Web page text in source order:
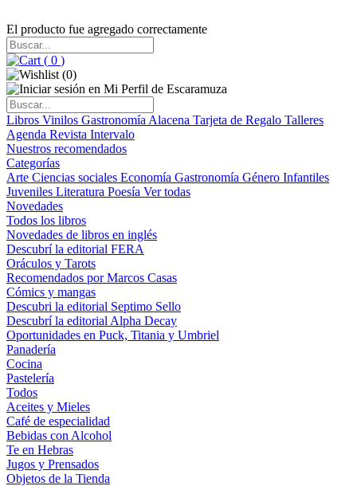
El producto fue agregado correctamente
( 0 )
(0)
Libros Vinilos Gastronomía Alacena Tarjeta de Regalo Talleres
Agenda Revista Intervalo
Nuestros recomendados
Categorías
Arte Ciencias sociales Economía Gastronomía Género Infantiles
Juveniles Literatura Poesía Ver todas
Novedades
Todos los libros
Novedades de libros en inglés
Descubrí la editorial FERA
Oráculos y Tarots
Recomendados por Marcos Casas
Cómics y mangas
Descubri la editorial Septimo Sello
Descubrí la editorial Alpha Decay
Oportunidades en Puck, Titania y Umbriel
Panadería
Cocina
Pastelería
Todos
Aceites y Mieles
Café de especialidad
Bebidas con Alcohol
Te en Hebras
Jugos y Prensados
Objetos de la Tienda